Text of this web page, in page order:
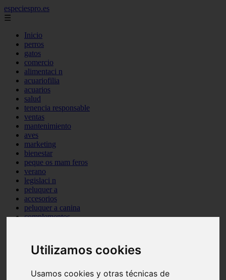
Utilizamos cookies
Usamos cookies y otras técnicas de
especiespro.es
☰
Inicio
perros
gatos
comercio
alimentaci n
acuariofilia
acuarios
salud
tenencia responsable
ventas
mantenimiento
aves
marketing
bienestar
peque os mam feros
verano
legislaci n
peluquer a
accesorios
peluquer a canina
complementos
protagonistas
reptiles
adopci n